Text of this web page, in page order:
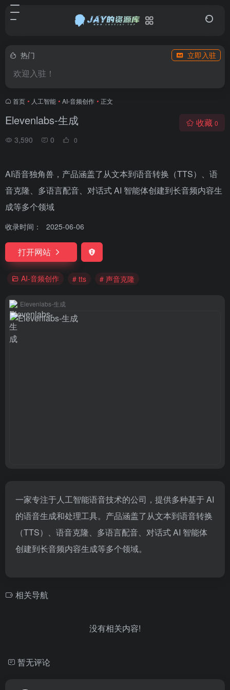
热门 立即入驻
欢迎入驻！
首页 • 人工智能 • AI-音频创作 • 正文
Elevenlabs-生成
3,590 0 0
收藏 0
AI语音独角兽，产品涵盖了从文本到语音转换（TTS）、语
音克隆、多语言配音、对话式 AI 智能体创建到长音频内容生
成等多个领域
收录时间： 2025-06-06
打开网站
AI-音频创作 # tts # 声音克隆
Elevenlabs-生成
一家专注于人工智能语音技术的公司，提供多种基于 AI
的语音生成和处理工具。产品涵盖了从文本到语音转换
（TTS）、语音克隆、多语言配音、对话式 AI 智能体
创建到长音频内容生成等多个领域。
相关导航
没有相关内容!
暂无评论